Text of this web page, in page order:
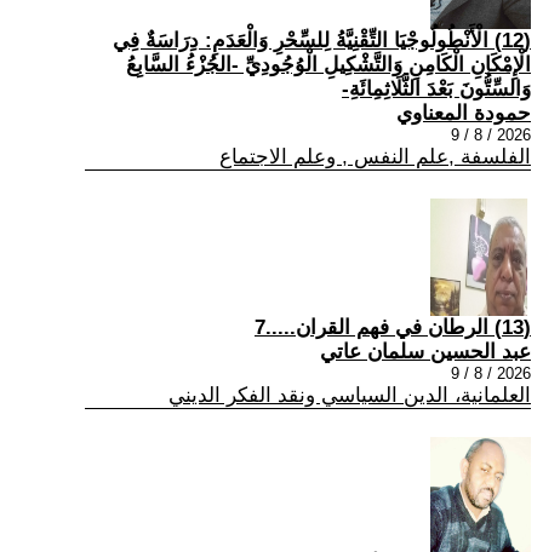
(12) الْأَنْطُولُوجْيَا التِّقْنِيَّةُ لِلسِّحْرِ وَالْعَدَمِ: دِرَاسَةٌ فِي
الْإِمْكَانِ الْكَامِنِ وَالتَّشْكِيلِ الْوُجُودِيِّ -الجُزْءُ السَّابِعُ
وَالسِّتُّونَ بَعْدَ الثَّلَاثِمِائَةِ-
حمودة المعناوي
2026 / 8 / 9
الفلسفة ,علم النفس , وعلم الاجتماع
(13) الرطان في فهم القران.....7
عبد الحسين سلمان عاتي
2026 / 8 / 9
العلمانية، الدين السياسي ونقد الفكر الديني